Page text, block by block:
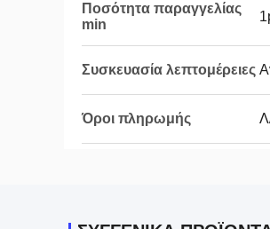
Ποσότητα παραγγελίας
min
Συσκευασία λεπτομέρειες
Όροι πληρωμής